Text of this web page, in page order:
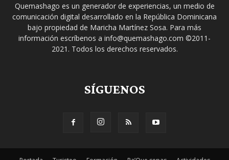
Quemashago es un generador de experiencias, un medio de
comunicación digital desarrollado en la República Dominicana
bajo propiedad de Maricha Martínez Sosa. Para más
información escríbenos a info@quemashago.com ©2011-
2021. Todos los derechos reservados.
SÍGUENOS